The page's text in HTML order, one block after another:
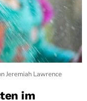
Jeremiah Lawrence
im